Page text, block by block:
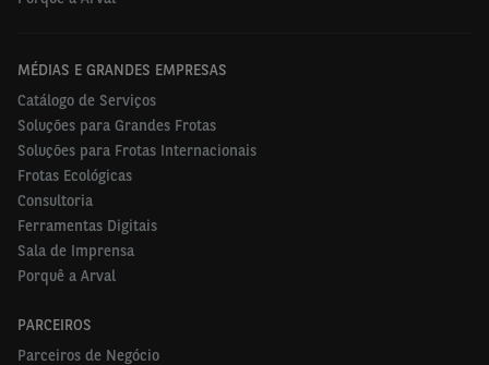
MÉDIAS E GRANDES EMPRESAS
Catálogo de Serviços
Soluções para Grandes Frotas
Soluções para Frotas Internacionais
Frotas Ecológicas
Consultoria
Ferramentas Digitais
Sala de Imprensa
Porquê a Arval
PARCEIROS
Parceiros de Negócio